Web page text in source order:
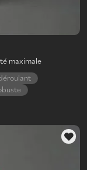
maximale